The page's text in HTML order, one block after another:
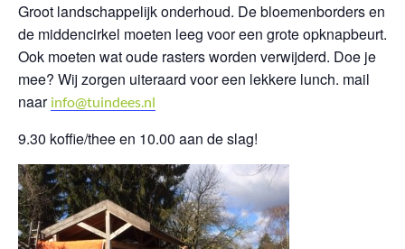
Groot landschappelijk onderhoud. De bloemenborders en
de middencirkel moeten leeg voor een grote opknapbeurt.
Ook moeten wat oude rasters worden verwijderd. Doe je
mee? Wij zorgen uiteraard voor een lekkere lunch. mail
naar info@tuindees.nl
9.30 koffie/thee en 10.00 aan de slag!